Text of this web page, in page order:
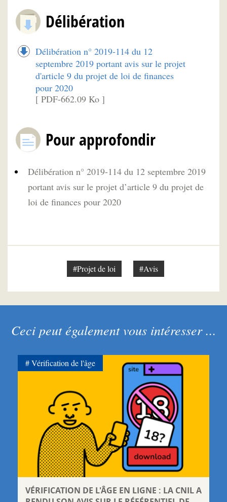
Délibération
Délibération n° 2019-114 du 12
septembre 2019 portant avis sur le projet
d'article 9 du projet de loi de finances
pour 2020
[ PDF-662.09 Ko ]
Pour approfondir
Délibération n° 2019-114 du 12 septembre 2019
portant avis sur le projet d’article 9 du projet de
loi de finances pour 2020
#Projet de loi #Avis
Ceci peut également vous intéresser ...
VÉRIFICATION DE L'ÂGE EN LIGNE : LA CNIL A
Vérification de l'âge